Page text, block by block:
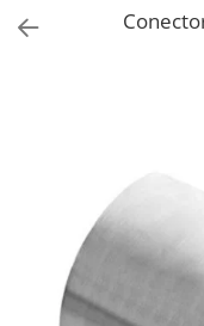
Feronerie usi
Balamale portita sticla
Balamale usi armonice
Usi pe toc
Set toc usa sticla